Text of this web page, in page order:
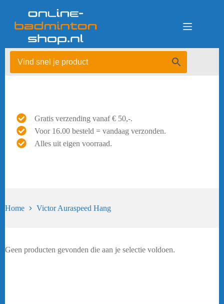
Gratis verzending vanaf € 50,-.
Voor 16.00 besteld = vandaag verzonden.
Alles uit eigen voorraad.
Home Victor Auraspeed Hang
Geen producten gevonden die aan je selectie voldoen.